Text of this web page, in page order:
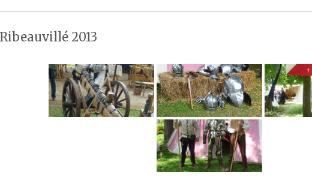
Ribeauvillé 2013